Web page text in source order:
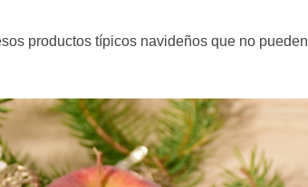
productos típicos navideños que no pueden